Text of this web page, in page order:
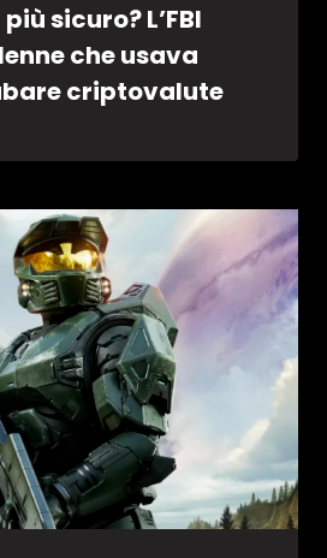
sicuro? L’FBI
che usava
criptovalute